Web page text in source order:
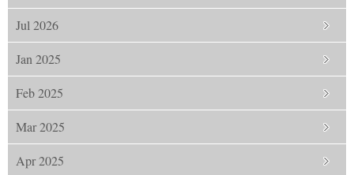
Jul 2026
Jan 2025
Feb 2025
Mar 2025
Apr 2025